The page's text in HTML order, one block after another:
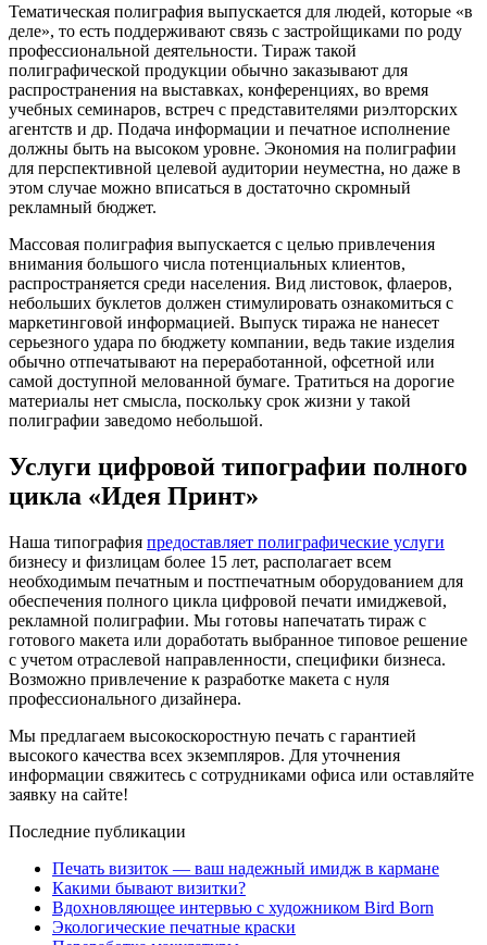
Тематическая полиграфия выпускается для людей, которые «в
деле», то есть поддерживают связь с застройщиками по роду
профессиональной деятельности. Тираж такой
полиграфической продукции обычно заказывают для
распространения на выставках, конференциях, во время
учебных семинаров, встреч с представителями риэлторских
агентств и др. Подача информации и печатное исполнение
должны быть на высоком уровне. Экономия на полиграфии
для перспективной целевой аудитории неуместна, но даже в
этом случае можно вписаться в достаточно скромный
рекламный бюджет.
Массовая полиграфия выпускается с целью привлечения
внимания большого числа потенциальных клиентов,
распространяется среди населения. Вид листовок, флаеров,
небольших буклетов должен стимулировать ознакомиться с
маркетинговой информацией. Выпуск тиража не нанесет
серьезного удара по бюджету компании, ведь такие изделия
обычно отпечатывают на переработанной, офсетной или
самой доступной мелованной бумаге. Тратиться на дорогие
материалы нет смысла, поскольку срок жизни у такой
полиграфии заведомо небольшой.
Услуги цифровой типографии полного
цикла «Идея Принт»
Наша типография предоставляет полиграфические услуги
бизнесу и физлицам более 15 лет, располагает всем
необходимым печатным и постпечатным оборудованием для
обеспечения полного цикла цифровой печати имиджевой,
рекламной полиграфии. Мы готовы напечатать тираж с
готового макета или доработать выбранное типовое решение
с учетом отраслевой направленности, специфики бизнеса.
Возможно привлечение к разработке макета с нуля
профессионального дизайнера.
Мы предлагаем высокоскоростную печать с гарантией
высокого качества всех экземпляров. Для уточнения
информации свяжитесь с сотрудниками офиса или оставляйте
заявку на сайте!
Последние публикации
Печать визиток — ваш надежный имидж в кармане
Какими бывают визитки?
Вдохновляющее интервью с художником Bird Born
Экологические печатные краски